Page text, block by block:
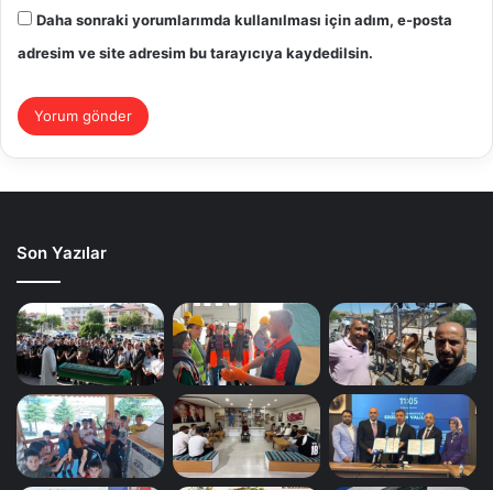
Daha sonraki yorumlarımda kullanılması için adım, e-posta
adresim ve site adresim bu tarayıcıya kaydedilsin.
Son Yazılar